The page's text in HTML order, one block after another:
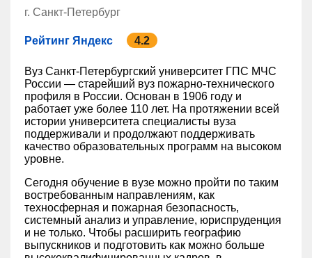
г. Санкт-Петербург
Рейтинг Яндекс 4.2
Вуз Санкт-Петербургский университет ГПС МЧС
России — старейший вуз пожарно-технического
профиля в России. Основан в 1906 году и
работает уже более 110 лет. На протяжении всей
истории университета специалисты вуза
поддерживали и продолжают поддерживать
качество образовательных программ на высоком
уровне.
Сегодня обучение в вузе можно пройти по таким
востребованным направлениям, как
техносферная и пожарная безопасность,
системный анализ и управление, юриспруденция
и не только. Чтобы расширить географию
выпускников и подготовить как можно больше